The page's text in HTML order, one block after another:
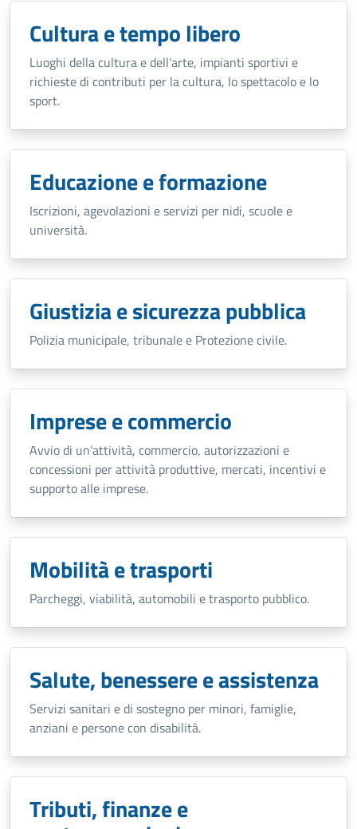
Cultura e tempo libero
Luoghi della cultura e dell’arte, impianti sportivi e
richieste di contributi per la cultura, lo spettacolo e lo
sport.
Educazione e formazione
Iscrizioni, agevolazioni e servizi per nidi, scuole e
università.
Giustizia e sicurezza pubblica
Polizia municipale, tribunale e Protezione civile.
Imprese e commercio
Avvio di un’attività, commercio, autorizzazioni e
concessioni per attività produttive, mercati, incentivi e
supporto alle imprese.
Mobilità e trasporti
Parcheggi, viabilità, automobili e trasporto pubblico.
Salute, benessere e assistenza
Servizi sanitari e di sostegno per minori, famiglie,
anziani e persone con disabilità.
Tributi, finanze e